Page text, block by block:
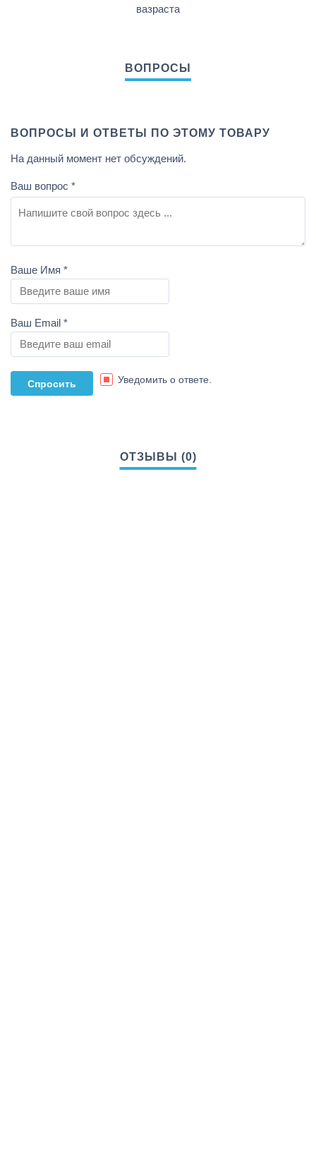
вазраста
ВОПРОСЫ И ОТВЕТЫ ПО ЭТОМУ ТОВАРУ
На данный момент нет обсуждений.
Ваш вопрос *
Ваше Имя *
Ваш Email *
Уведомить о ответе.